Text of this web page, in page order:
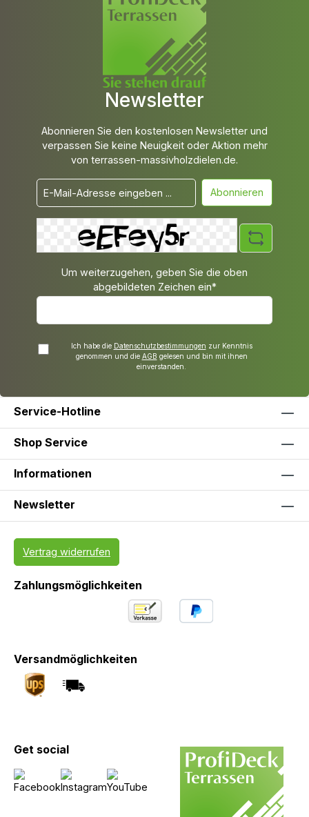
Newsletter
Abonnieren Sie den kostenlosen Newsletter und
verpassen Sie keine Neuigkeit oder Aktion mehr
von terrassen-massivholzdielen.de.
Abonnieren
Um weiterzugehen, geben Sie die oben
abgebildeten Zeichen ein*
Ich habe die Datenschutzbestimmungen zur Kenntnis
genommen und die AGB gelesen und bin mit ihnen
einverstanden.
Service-Hotline
Shop Service
Informationen
Newsletter
Vertrag widerrufen
Zahlungsmöglichkeiten
Versandmöglichkeiten
Get social